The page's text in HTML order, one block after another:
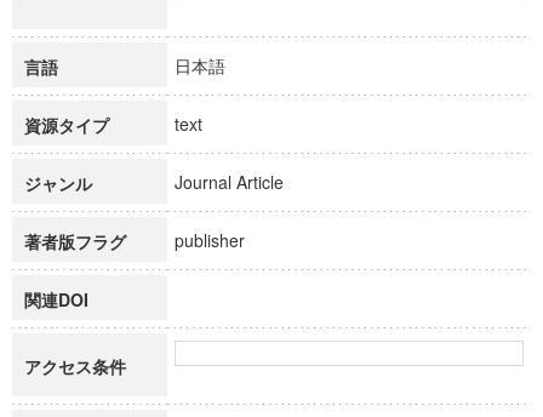
言語 日本語
資源タイプ text
ジャンル Journal Article
著者版フラグ publisher
関連DOI
アクセス条件